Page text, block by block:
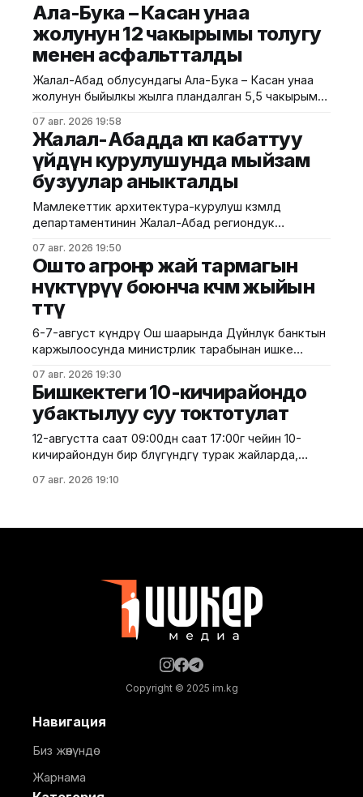
Ала-Бука – Касан унаа
жолунун 12 чакырымы толугу
менен асфальтталды
Жалал-Абад облусундагы Ала-Бука – Касан унаа
жолунун быйылкы жылга пландалган 5,5 чакырым
аяктады. Транспорт жана коммуникациялар
министрлигинин маалыматына ылайык, жол куруу
иштери №17 Жол эксплуатациялоо мекемеси
тарабынан белгиленген графикке ылайык,
курулуштун сапат талаптарын сактоо менен
жүргүзүлдү. Аталган жолдун жалпы 12 чакырымына
07 авг. 2026 19:58
Жалал-Абадда көп кабаттуу
үйдүн курулушунда мыйзам
бузуулар аныкталды
Мамлекеттик архитектура-курулуш көзөмөлдөө
департаментинин Жалал-Абад региондук
текшерүү жүргүздү. Бул тууралуу Курулуш
министрлигинин басма сөз кызматы билдирди.
Маалыматка ылайык, текшерүү Байзаков көчөсү, 46
дарегинде курулуп жаткан объектте өткөрүлүп,
техникалык талаптардын бузулганы аныкталды.
Белгиленгендей, курулуш иштери бекитилген
долбоордук документациядан четтөө менен
жүргүзүлгөн. Ошондой эле
07 авг. 2026 19:50
Ошто агроөнөр жай тармагын
өнүктүрүү боюнча көчмө жыйын
өттү
6-7-август күндөрү Ош шаарында Дүйнөлүк банктын
каржылоосунда министрлик тарабынан ишке
шаарынын аймактык экономикалык өнүгүүсү"
долбоорунун алкагында Өндүрүмдүү өнөктөштүк
комитетинин көчмө жыйыны өттү. Бул тууралуу Айыл
министрдин орун басары Мирбек Дүйшеев жана
Комитеттин мүчөлөрү катышты. Көчмө жыйындын
07 авг. 2026 19:30
Бишкектеги 10-кичирайондо
убактылуу суу токтотулат
12-августта саат 09:00дөн саат 17:00гө чейин 10-
кичирайондун бир бөлүгүндөгү турак жайларда,
мекемелеринде, саламаттыкты сактоо
кичирайондогу откананын суу
07 авг. 2026 19:10
Copyright © 2025 im.kg
Навигация
Биз жөнүндө
Жарнама